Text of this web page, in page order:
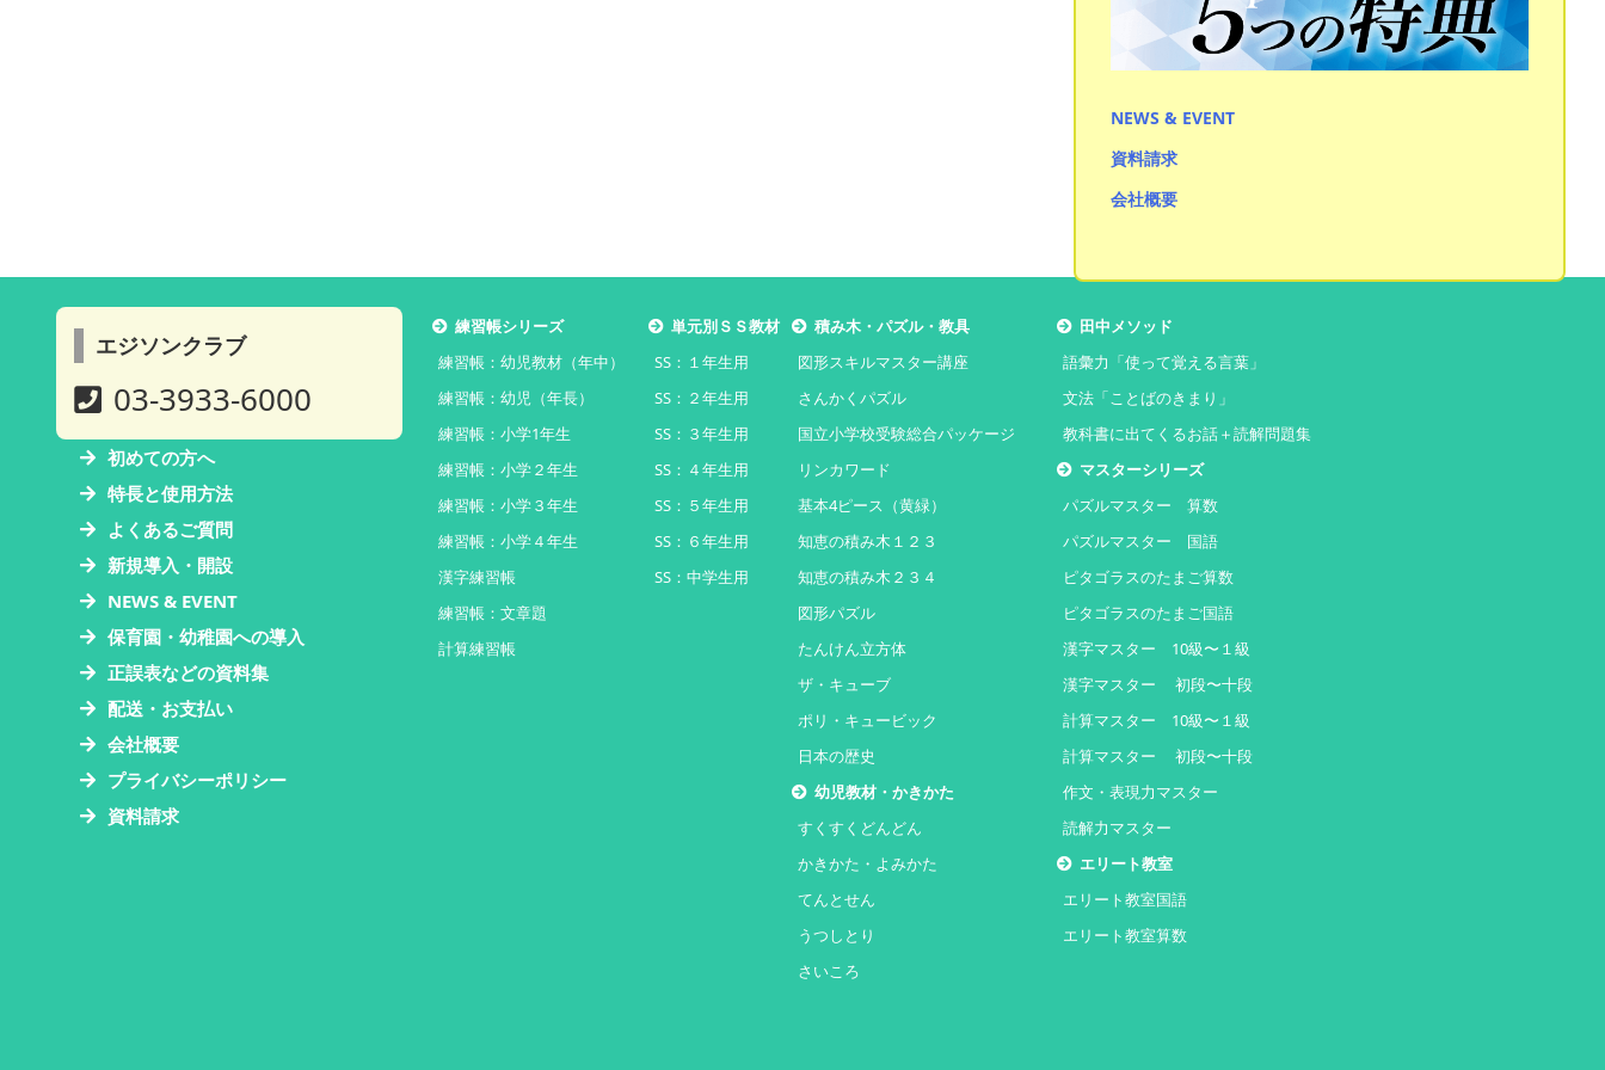
作文・表現力マスター
NEWS & EVENT
資料請求
会社概要
エジソンクラブ
03-3933-6000
初めての方へ
特長と使用方法
よくあるご質問
新規導入・開設
NEWS & EVENT
保育園・幼稚園への導入
正誤表などの資料集
配送・お支払い
会社概要
プライバシーポリシー
資料請求
練習帳シリーズ
練習帳：幼児教材（年中）
練習帳：幼児（年長）
練習帳：小学1年生
練習帳：小学２年生
練習帳：小学３年生
練習帳：小学４年生
漢字練習帳
練習帳：文章題
計算練習帳
単元別ＳＳ教材
SS：１年生用
SS：２年生用
SS：３年生用
SS：４年生用
SS：５年生用
SS：６年生用
SS：中学生用
積み木・パズル・教具
図形スキルマスター講座
さんかくパズル
国立小学校受験総合パッケージ
リンカワード
基本4ピース（黄緑）
知恵の積み木１２３
知恵の積み木２３４
図形パズル
たんけん立方体
ザ・キューブ
ポリ・キュービック
日本の歴史
幼児教材・かきかた
すくすくどんどん
かきかた・よみかた
てんとせん
うつしとり
さいころ
田中メソッド
語彙力「使って覚える言葉」
文法「ことばのきまり」
教科書に出てくるお話＋読解問題集
マスターシリーズ
パズルマスター 算数
パズルマスター 国語
ピタゴラスのたまご算数
ピタゴラスのたまご国語
漢字マスター 10級〜１級
漢字マスター 初段〜十段
計算マスター 10級〜１級
計算マスター 初段〜十段
作文・表現力マスター
読解力マスター
エリート教室
エリート教室国語
エリート教室算数